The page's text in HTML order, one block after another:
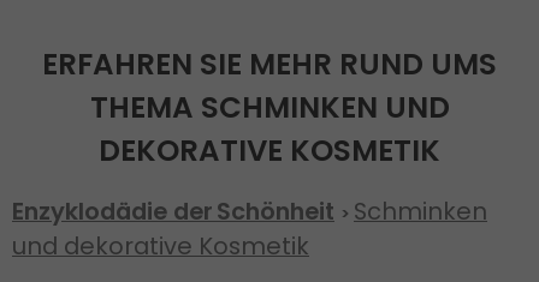
ERFAHREN SIE MEHR RUND UMS
THEMA SCHMINKEN UND
DEKORATIVE KOSMETIK
Enzyklodädie derSchönheit > Schminken
und dekorative Kosmetik